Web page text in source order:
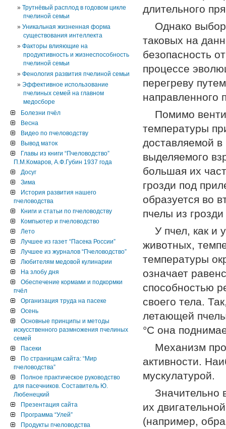
длительного
Однако
таковых на
безопасность
процессе
перегреву
направленного
Помимо
температуры
доставляемой
выделяемого
большая их
грозди под
образуется во
пчелы из
У пчел, как и
животных,
температуры
означает
способностью
своего тела.
летающей
°С она
Механизм
активности.
мускулатурой.
Значительно
их
(например,
Трутнёвый расплод в годовом цикле
пчелиной семьи
Уникальная жизненная форма
существования интеллекта
Факторы влияющие на
продуктивность и жизнеспособность
пчелиной семьи
Фенология развития пчелиной семьи
Эффективное использование
пчелиных семей на главном
медосборе
Болезни пчёл
Весна
Видео по пчеловодству
Вывод маток
Главы из книги “Пчеловодство”
П.М.Комаров, А.Ф.Губин 1937 года
Досуг
Зима
История развития нашего
пчеловодства
Книги и статьи по пчеловодству
Компьютер и пчеловодство
Лето
Лучшее из газет “Пасека России”
Лучшее из журналов “Пчеловодство”
Любителям медовой кулинарии
На злобу дня
Обеспечение кормами и подкормки
пчёл
Организация труда на пасеке
Осень
Основные принципы и методы
искусственного размножения пчелиных
семей
Пасеки
По страницам сайта: “Мир
пчеловодства”
Полное практическое руководство
для пасечников. Составитель Ю.
Любенецкий
Презентация сайта
Программа “Улей”
Продукты пчеловодства